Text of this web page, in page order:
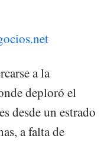
a la
deploró el
desde un estrado
a falta de